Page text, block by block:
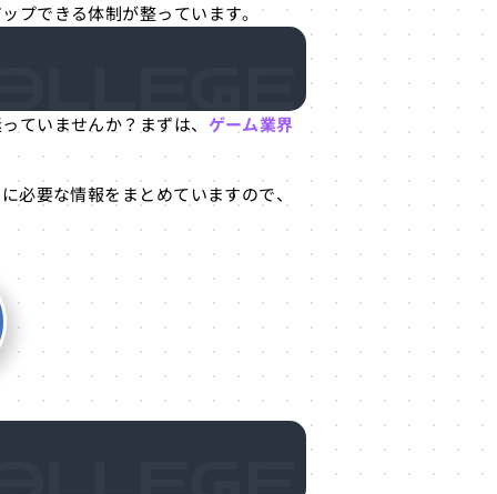
プできる体制が整っています。
ていませんか？まずは、 ゲーム業界
必要な情報をまとめていますので、